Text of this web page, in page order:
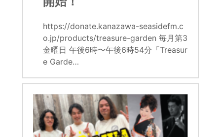
https://donate.kanazawa-seasidefm.c
o.jp/products/treasure-garden 毎月第3
金曜日 午後6時〜午後6時54分「Treasur
e Garde…